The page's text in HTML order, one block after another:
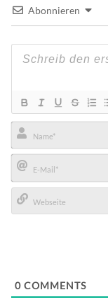
Abonnieren
Name*
E-
Mail*
0 COMMENTS